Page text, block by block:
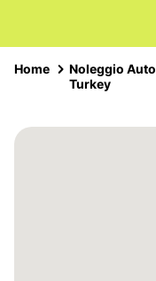
Home
Noleggio Auto
Turkey